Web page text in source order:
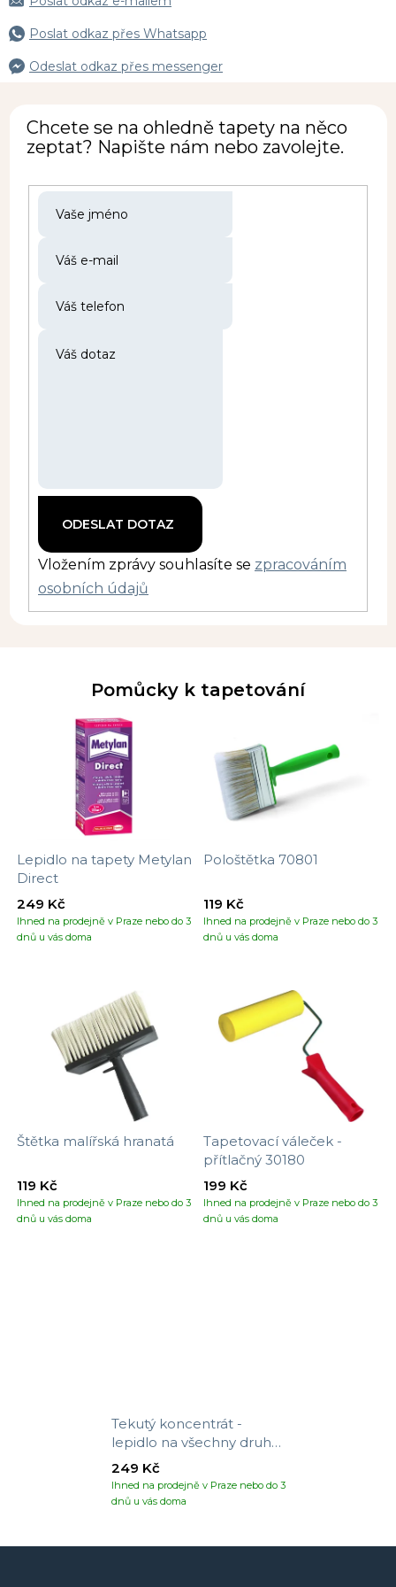
Poslat odkaz přes Whatsapp
Odeslat odkaz přes messenger
Chcete se na ohledně tapety na něco
zeptat? Napište nám nebo zavolejte.
Vložením zprávy souhlasíte se zpracováním
osobních údajů
Pomůcky k tapetování
Lepidlo na tapety Metylan
Direct
Ihned na prodejně v Praze nebo do 3
dnů u vás doma
249 Kč
Pološtětka 70801
Ihned na prodejně v Praze nebo do 3
dnů u vás doma
119 Kč
Štětka malířská hranatá
Ihned na prodejně v Praze nebo do 3
dnů u vás doma
119 Kč
Tapetovací váleček -
přítlačný 30180
Ihned na prodejně v Praze nebo do 3
dnů u vás doma
199 Kč
Tekutý koncentrát -
lepidlo na všechny druhy
tapet
Ihned na prodejně v Praze nebo do 3
dnů u vás doma
249 Kč